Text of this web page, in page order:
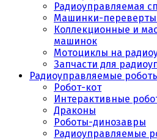
Радиоуправляемая
Машинки-
Коллекционные и
машинок
Мотоциклы на
Запчасти для
Радиоуправляемые
Робот-кот
Интерактивные
Драконы
Роботы-динозавры
Радиоуправляемые